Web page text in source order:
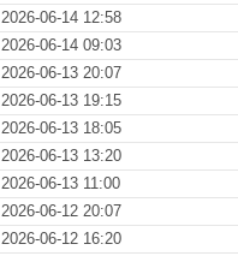
2026-06-14 12:58
2026-06-14 09:03
2026-06-13 20:07
2026-06-13 19:15
2026-06-13 18:05
2026-06-13 13:20
2026-06-13 11:00
2026-06-12 20:07
2026-06-12 16:20